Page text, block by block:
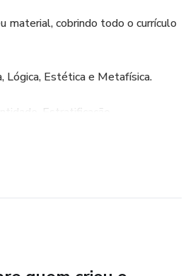
material, cobrindo todo o currículo
Lógica, Estética e Metafísica.
Estratificação,
Sociais, Movimentos Sociais,
práticas para grandes
teorias em vivências reais.